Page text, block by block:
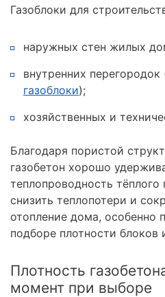
Газоблоки для
наружных стен жилых
внутренних перегородок
газоблоки);
хозяйственных и
Благодаря пористой
газобетон хорошо
теплопроводность тёплого
снизить теплопотери и
отопление дома, особенно
подборе плотности
Плотность
момент при выборе